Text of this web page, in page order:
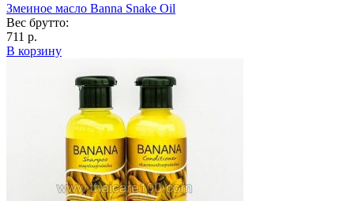
Змеиное масло Banna Snake Oil
Вес брутто:
711 р.
В корзину